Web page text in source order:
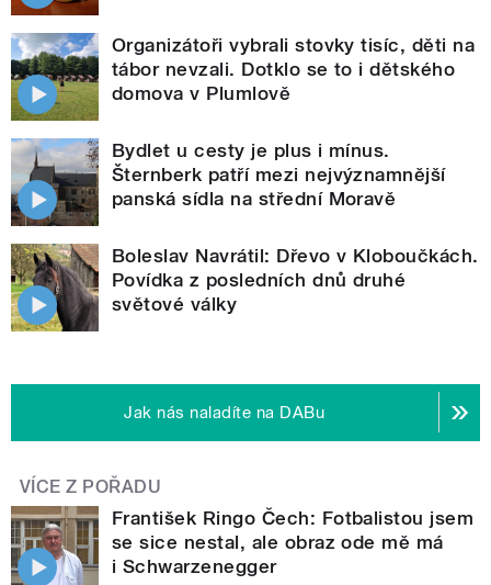
Organizátoři vybrali stovky tisíc, děti na
tábor nevzali. Dotklo se to i dětského
domova v Plumlově
Bydlet u cesty je plus i mínus.
Šternberk patří mezi nejvýznamnější
panská sídla na střední Moravě
Boleslav Navrátil: Dřevo v Kloboučkách.
Povídka z posledních dnů druhé
světové války
Jak nás naladíte na DABu
VÍCE Z POŘADU
František Ringo Čech: Fotbalistou jsem
se sice nestal, ale obraz ode mě má
i Schwarzenegger